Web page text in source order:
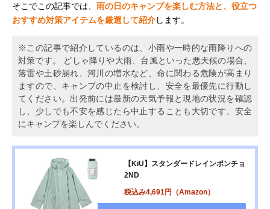
そこでこの記事では、 雨の日のキャンプを楽しむ方法と、役立つ
おすすめ対策アイテムを厳選して紹介します。
※この記事で紹介しているのは、小雨や一時的な雨降りへの
対策です。 どしゃ降りや大雨、台風といった悪天候の場合、
落雷や土砂崩れ、河川の増水など、命に関わる危険が高まり
ますので、キャンプの中止を検討し、安全を最優先に行動し
てください。出発前には最新の天気予報と現地の状況を確認
し、少しでも不安を感じたら中止することも大切です。安全
にキャンプを楽しんでください。
【KiU】スタンダードレインポンチョ
2ND
税込み4,691円（Amazon）